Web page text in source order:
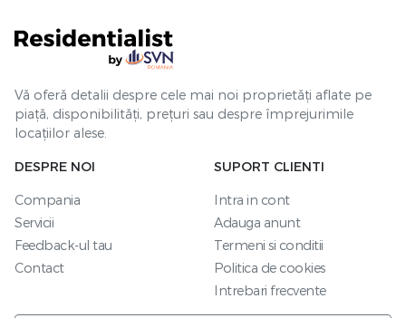
Vă oferă detalii despre cele mai noi proprietăți aflate pe
piață, disponibilități, prețuri sau despre împrejurimile
locațiilor alese.
DESPRE NOI
Compania
Servicii
Feedback-ul tau
Contact
SUPORT CLIENTI
Intra in cont
Adauga anunt
Termeni si conditii
Politica de cookies
Intrebari frecvente